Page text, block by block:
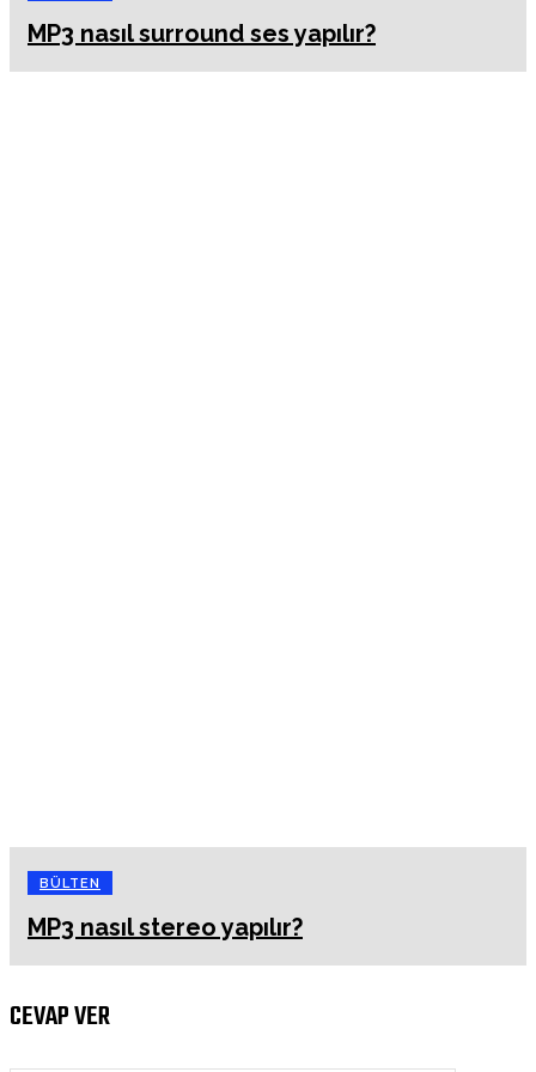
MP3 nasıl surround ses yapılır?
BÜLTEN
MP3 nasıl stereo yapılır?
CEVAP VER